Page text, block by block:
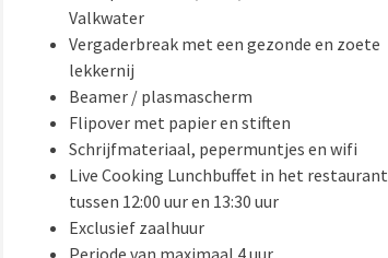
Valkwater
Vergaderbreak met een gezonde en zoete
lekkernij
Beamer / plasmascherm
Flipover met papier en stiften
Schrijfmateriaal, pepermuntjes en wifi
Live Cooking Lunchbuffet in het restaurant
tussen 12:00 uur en 13:30 uur
Exclusief zaalhuur
Periode van maximaal 4 uur